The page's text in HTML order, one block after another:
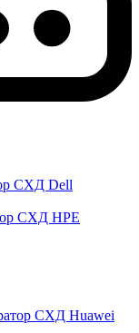
СХД Dell
СХД HPE
СХД Huawei